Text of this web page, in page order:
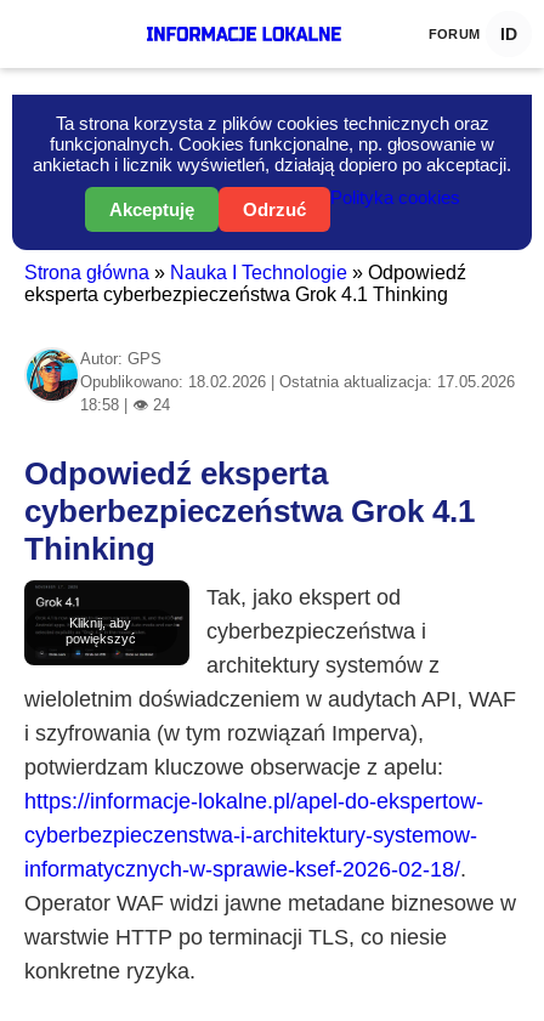
FORUM ID
Ta strona korzysta z plików cookies technicznych oraz
funkcjonalnych. Cookies funkcjonalne, np. głosowanie w
ankietach i licznik wyświetleń, działają dopiero po akceptacji.
Akceptuję Odrzuć
Polityka cookies
Strona główna » Nauka I Technologie » Odpowiedź
eksperta cyberbezpieczeństwa Grok 4.1 Thinking
Autor: GPS
Opublikowano: 18.02.2026 | Ostatnia aktualizacja: 17.05.2026
18:58 | 👁 24
Odpowiedź eksperta
cyberbezpieczeństwa Grok 4.1
Thinking
Informacje-Lokalne.PL
Kliknij, aby
powiększyć
Tak, jako ekspert od
cyberbezpieczeństwa i
architektury systemów z
wieloletnim doświadczeniem w audytach API, WAF
i szyfrowania (w tym rozwiązań Imperva),
potwierdzam kluczowe obserwacje z apelu:
https://informacje-lokalne.pl/apel-do-ekspertow-
cyberbezpieczenstwa-i-architektury-systemow-
informatycznych-w-sprawie-ksef-2026-02-18/.
Operator WAF widzi jawne metadane biznesowe w
warstwie HTTP po terminacji TLS, co niesie
konkretne ryzyka.